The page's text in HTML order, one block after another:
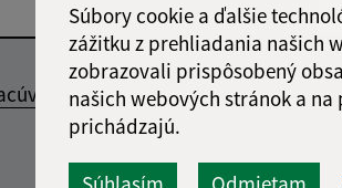
Súbory cookie a ďalšie
zážitku z prehliadania našich
zobrazovali prispôsobený
našich webových stránok a
prichádzajú.
Google reCaptcha
Odoslať